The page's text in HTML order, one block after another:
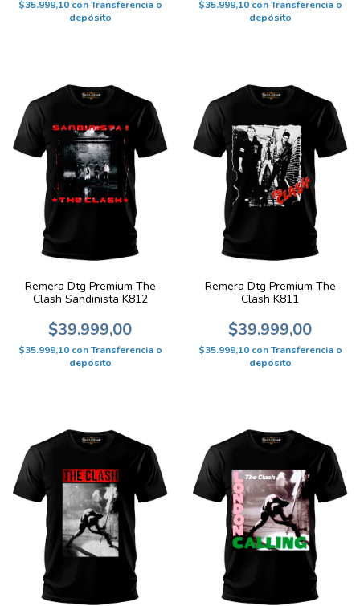
$35.999,10 con Transferencia o
depósito
$35.999,10 con Transferencia o
depósito
Remera Dtg Premium The
Clash Sandinista K812
$39.999,00
$35.999,10 con Transferencia o
depósito
Remera Dtg Premium The
Clash K811
$39.999,00
$35.999,10 con Transferencia o
depósito